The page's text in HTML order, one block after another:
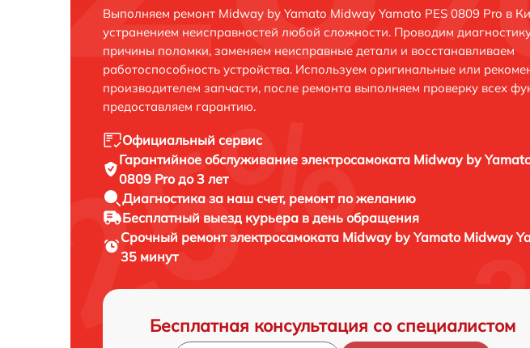
Выполняем ремонт Midway by Yamato Midway Yamato PES 0809 Pro в
устранением неисправностей любой сложности. Проводим
причины поломки, заменяем неисправные детали и восстанавливаем
работоспособность устройства. Используем оригинальные или
производителем запчасти, после ремонта выполняем проверку всех
предоставляем гарантию.
Официальный сервис
Гарантийное обслуживаниеэлектросамоката Midway by
0809 Pro до 3 лет
Диагностика за наш счет, ремонт по желанию
Бесплатный выезд курьера в день обращения
Срочный ремонтэлектросамоката Midway by Yamato Midway
35 минут
Бесплатная консультация со специалистом